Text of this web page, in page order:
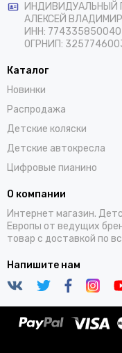
ИНДИВИДУАЛЬНЫЙ
АЛЕКСЕЙ
ИНН: 774335850040
ОГРНИП:
Каталог
Новинки
Распродажа
Детские коляски
Детские автокресла
Цифровые пианино
О компании
Интернет магазин.
Европы от ведущих
товар с доставкой по
Напишите нам